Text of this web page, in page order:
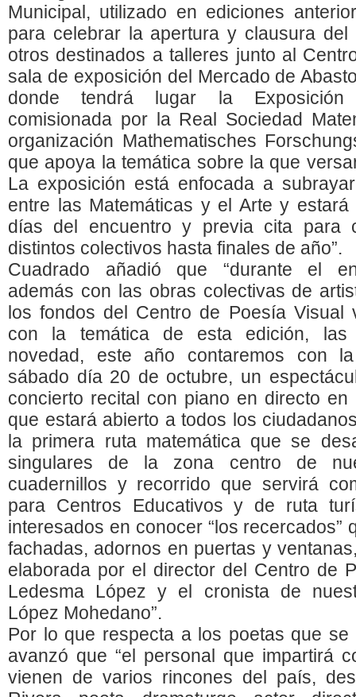
Municipal, utilizado en ediciones
para celebrar la apertura y clausura del
otros destinados a talleres junto al
sala de exposición del Mercado de
donde tendrá lugar la Exposición
comisionada por la Real Sociedad
organización Mathematisches
que apoya la temática sobre la que
La exposición está enfocada a
entre las Matemáticas y el Arte y
días del encuentro y previa cita para
distintos colectivos hasta finales de año”.
Cuadrado añadió que “durante el
además con las obras colectivas de
los fondos del Centro de Poesía Visual
con la temática de esta edición, las
novedad, este año contaremos con
sábado día 20 de octubre, un
concierto recital con piano en directo
que estará abierto a todos los
la primera ruta matemática que se
singulares de la zona centro de
cuadernillos y recorrido que servirá
para Centros Educativos y de ruta
interesados en conocer “los recercados”
fachadas, adornos en puertas y
elaborada por el director del Centro de
Ledesma López y el cronista de
López Mohedano”.
Por lo que respecta a los poetas que se
avanzó que “el personal que impartirá
vienen de varios rincones del país,